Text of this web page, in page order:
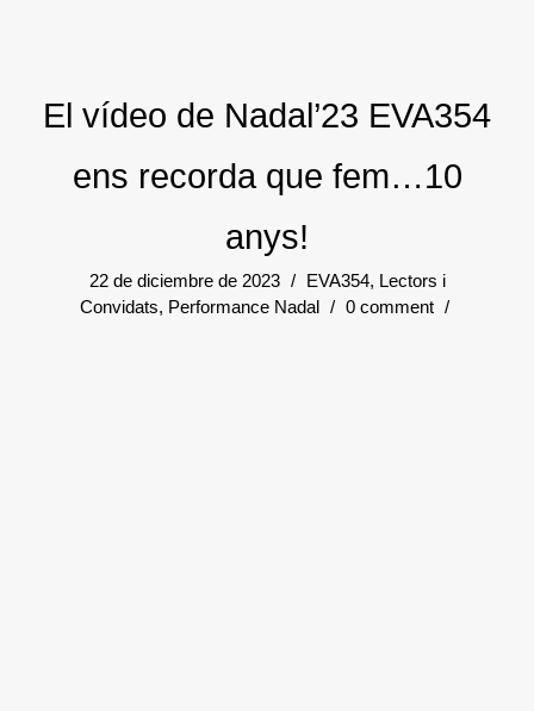
El vídeo de Nadal’23 EVA354
ens recorda que fem…10
anys!
22 de diciembre de 2023 / EVA354, Lectors i
Convidats, Performance Nadal / 0 comment /